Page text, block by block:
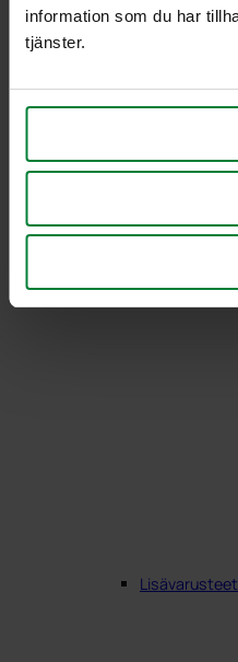
information som du har
tjänster.